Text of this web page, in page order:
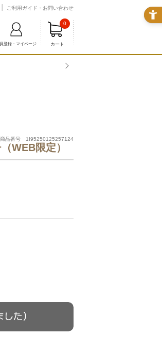
ご利用ガイド・お問い合わせ
登録・マイページ カート
0
商品番号 1I95250125257124
WEB限定）